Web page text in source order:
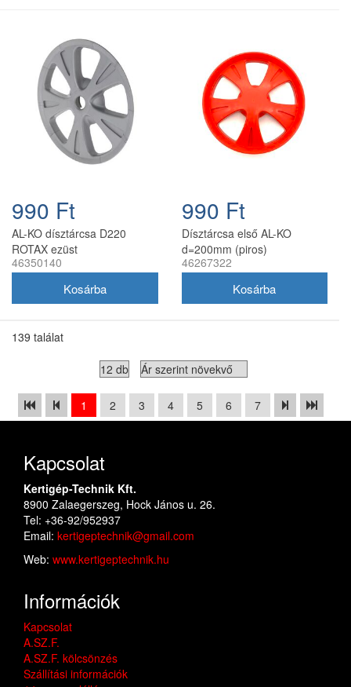
990 Ft
AL-KO dísztárcsa D220
ROTAX ezüst
46350140
990 Ft
Dísztárcsa első AL-KO
d=200mm (piros)
46267322
139 találat
1 2 3 4 5 6 7
Kapcsolat
Kertigép-Technik Kft.
8900 Zalaegerszeg, Hock János u. 26.
Tel: +36-92/952937
Email: kertigeptechnik@gmail.com
Web: www.kertigeptechnik.hu
Információk
Kapcsolat
A.SZ.F.
A.SZ.F. kölcsönzés
Szállítási információk